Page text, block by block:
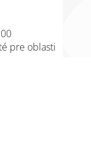
pre oblasti